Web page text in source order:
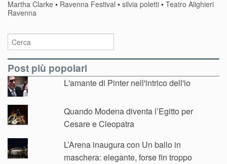
Martha Clarke • Ravenna Festival • silvia poletti • Teatro Alighieri
Ravenna
Post più popolari
L'amante di Pinter nell'intrico dell'io
Quando Modena diventa l’Egitto per
Cesare e Cleopatra
L’Arena inaugura con Un ballo in
maschera: elegante, forse fin troppo